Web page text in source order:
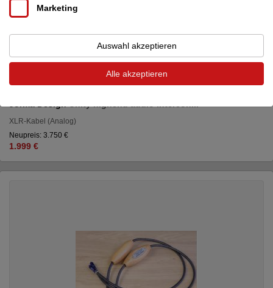
XLR-Kabel (Analog)
Neupreis: 3.750 €
1.999 €
Marketing
Auswahl akzeptieren
Alle akzeptieren